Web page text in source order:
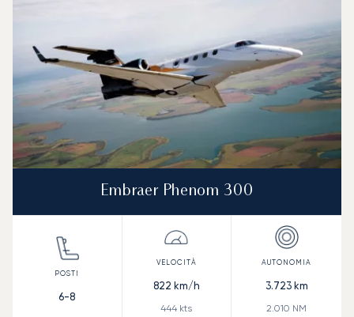
Embraer Phenom 300
6-8
822 km/h
444 kts
3.723km
2.010 NM